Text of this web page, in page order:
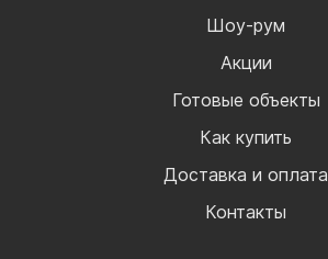
Шоу-рум
Акции
Готовые объекты
Как купить
Доставка и оплата
Контакты